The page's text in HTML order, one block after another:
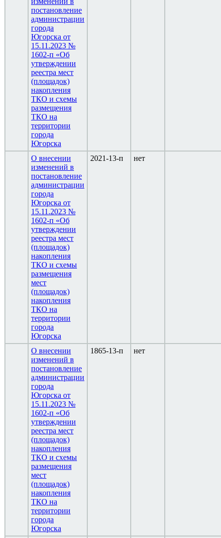
постановление
администрации
города
Югорска от
15.11.2023 №
1602-п «Об
утверждении
реестра мест
(площадок)
накопления
ТКО и схемы
размещения
ТКО на
территории
города
Югорска
О внесении
изменений в
постановление
администрации
города
Югорска от
15.11.2023 №
1602-п «Об
утверждении
реестра мест
(площадок)
накопления
ТКО и схемы
размещения
мест
(площадок)
накопления
ТКО на
территории
города
Югорска
2021-13-п нет
О внесении
изменений в
постановление
администрации
города
Югорска от
15.11.2023 №
1602-п «Об
утверждении
реестра мест
(площадок)
накопления
ТКО и схемы
размещения
мест
(площадок)
накопления
ТКО на
территории
города
Югорска
1865-13-п нет